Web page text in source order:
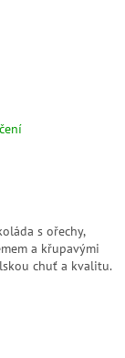
s ořechy,
a křupavými
chuť a kvalitu.